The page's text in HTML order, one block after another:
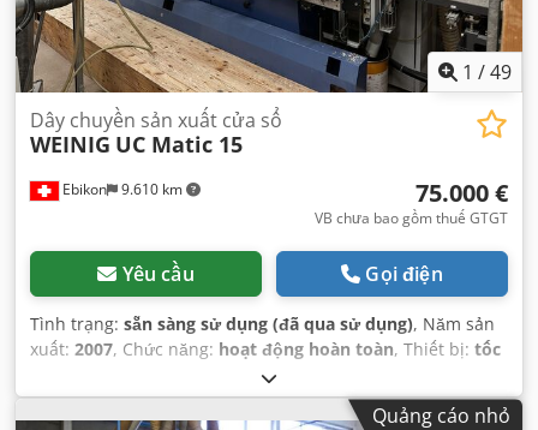
1 /49
Ebikon 9.610 km
Dây chuyền sản xuất cửa sổ
WEINIG UC Matic 15
75.000 €
VB chưa bao gồm thuế GTGT
Yêu cầu Gọi điện
Tình trạng: sẵn sàng sử dụng (đã qua sử dụng), Năm sản
xuất: 2007, Chức năng: hoạt động hoàn toàn, Thiết bị: tốc
Quảng cáo nhỏ